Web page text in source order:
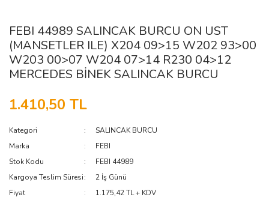
FEBI 44989 SALINCAK BURCU ON UST
(MANSETLER ILE) X204 09>15 W202 93>00
W203 00>07 W204 07>14 R230 04>12
MERCEDES BİNEK SALINCAK BURCU
1.410,50 TL
Kategori
SALINCAK BURCU
Marka
FEBI
Stok Kodu
FEBI 44989
Kargoya Teslim Süresi
2 İş Günü
Fiyat
1.175,42 TL + KDV